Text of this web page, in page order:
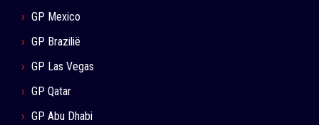
GP Mexico
GP Brazilië
GP Las Vegas
GP Qatar
GP Abu Dhabi